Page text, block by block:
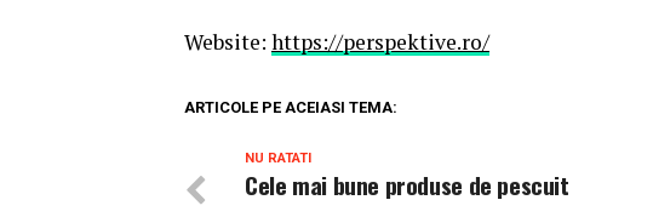
Website: https://perspektive.ro/
ARTICOLE PE ACEIASI TEMA:
NU RATATI
Cele mai bune produse de pescuit